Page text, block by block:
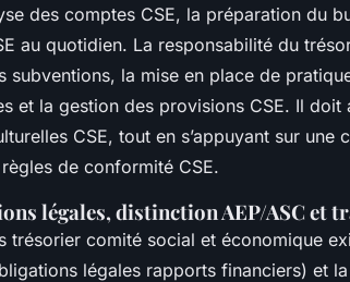
des comptes CSE, la préparation du
au quotidien. La responsabilité du
subventions, la mise en place de
et la gestion des provisions CSE. Il doit
CSE, tout en s’appuyant sur une
de conformité CSE.
légales, distinction AEP/ASC et
trésorier comité social et économique
légales rapports financiers) et